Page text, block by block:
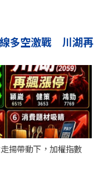
多空激戰 川湖再
揚帶動下，加權指數